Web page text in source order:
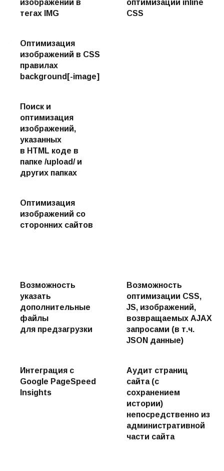
изображений в
тегах IMG
оптимизации inline
CSS
Оптимизация
изображений в CSS
правилах
background[-image]
Поиск и
оптимизация
изображений,
указанных
в HTML коде в
папке /upload/ и
других папках
Оптимизация
изображений со
сторонних сайтов
Возможность
указать
дополнительные
файлы
для предзагрузки
Возможность
оптимизации CSS,
JS, изображений,
возвращаемых AJAX
запросами (в т.ч.
JSON данные)
Интеграция с
Google PageSpeed
Insights
Аудит страниц
сайта (с
сохранением
истории)
непосредственно из
административной
части сайта